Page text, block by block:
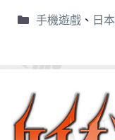
手機遊戲、 日